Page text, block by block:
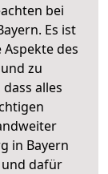
bei
Es ist
des
und zu
alles
in Bayern
dafür